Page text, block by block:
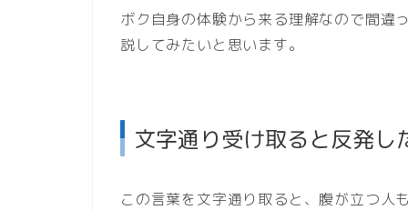
ボク自身の体験から来る理解なので間違
説してみたいと思います。
文字通り受け取ると反発し
この言葉を文字通り取ると、腹が立つ人